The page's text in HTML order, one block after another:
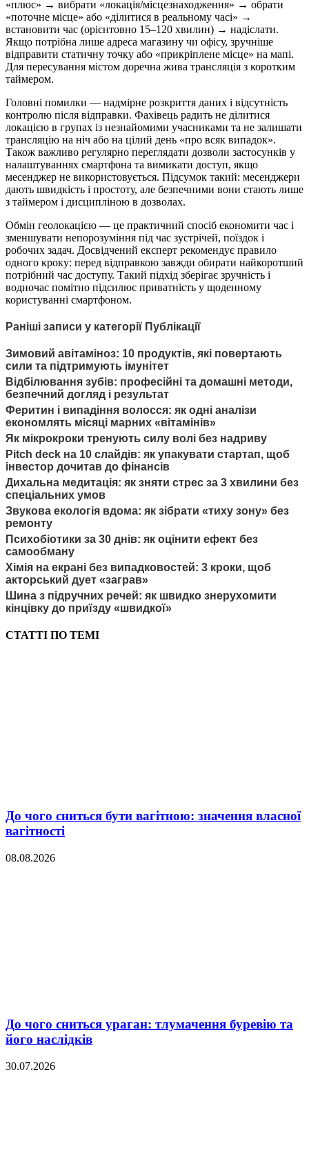
«плюс» → вибрати «локація/місцезнаходження» → обрати
«поточне місце» або «ділитися в реальному часі» →
встановити час (орієнтовно 15–120 хвилин) → надіслати.
Якщо потрібна лише адреса магазину чи офісу, зручніше
відправити статичну точку або «прикріплене місце» на мапі.
Для пересування містом доречна жива трансляція з коротким
таймером.
Головні помилки — надмірне розкриття даних і відсутність
контролю після відправки. Фахівець радить не ділитися
локацією в групах із незнайомими учасниками та не залишати
трансляцію на ніч або на цілий день «про всяк випадок».
Також важливо регулярно переглядати дозволи застосунків у
налаштуваннях смартфона та вимикати доступ, якщо
месенджер не використовується. Підсумок такий: месенджери
дають швидкість і простоту, але безпечними вони стають лише
з таймером і дисципліною в дозволах.
Обмін геолокацією — це практичний спосіб економити час і
зменшувати непорозуміння під час зустрічей, поїздок і
робочих задач. Досвідчений експерт рекомендує правило
одного кроку: перед відправкою завжди обирати найкоротший
потрібний час доступу. Такий підхід зберігає зручність і
водночас помітно підсилює приватність у щоденному
користуванні смартфоном.
Раніші записи у категорії Публікації
Зимовий авітаміноз: 10 продуктів, які повертають
сили та підтримують імунітет
Відбілювання зубів: професійні та домашні методи,
безпечний догляд і результат
Феритин і випадіння волосся: як одні аналізи
економлять місяці марних «вітамінів»
Як мікрокроки тренують силу волі без надриву
Pitch deck на 10 слайдів: як упакувати стартап, щоб
інвестор дочитав до фінансів
Дихальна медитація: як зняти стрес за 3 хвилини без
спеціальних умов
Звукова екологія вдома: як зібрати «тиху зону» без
ремонту
Психобіотики за 30 днів: як оцінити ефект без
самообману
Хімія на екрані без випадковостей: 3 кроки, щоб
акторський дует «заграв»
Шина з підручних речей: як швидко знерухомити
кінцівку до приїзду «швидкої»
СТАТТІ ПО ТЕМІ
До чого сниться бути вагітною: значення власної
вагітності
08.08.2026
До чого сниться ураган: тлумачення буревію та
його наслідків
30.07.2026